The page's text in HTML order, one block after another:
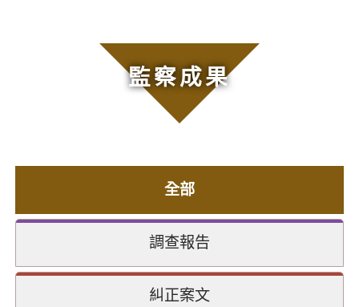
監察成果
全部
調查報告
糾正案文